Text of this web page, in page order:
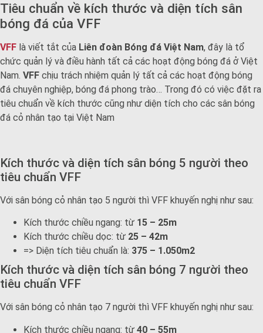
Tiêu chuẩn về kích thước và diện tích sân
bóng đá của VFF
VFF là viết tắt của Liên đoàn Bóng đá Việt Nam, đây là tổ
chức quản lý và điều hành tất cả các hoạt động bóng đá ở Việt
Nam. VFF chịu trách nhiệm quản lý tất cả các hoạt động bóng
đá chuyên nghiệp, bóng đá phong trào… Trong đó có việc đặt ra
tiêu chuẩn về kích thước cũng như diện tích cho các sân bóng
đá cỏ nhân tạo tại Việt Nam
Kích thước và diện tích sân bóng 5 người theo
tiêu chuẩn VFF
Với sân bóng cỏ nhân tạo 5 người thì VFF khuyến nghị như sau:
Kích thước chiều ngang: từ 15 – 25m
Kích thước chiều dọc: từ 25 – 42m
=> Diện tích tiêu chuẩn là: 375 – 1.050m2
Kích thước và diện tích sân bóng 7 người theo
tiêu chuẩn VFF
Với sân bóng cỏ nhân tạo 7 người thì VFF khuyến nghị như sau:
Kích thước chiều ngang: từ 40 – 55m